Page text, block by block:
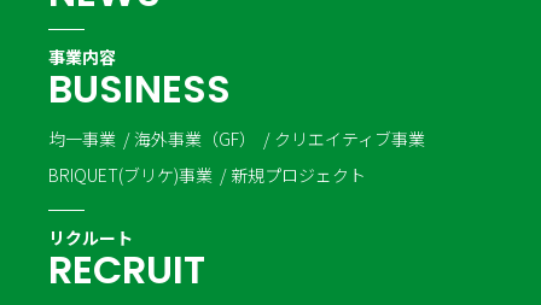
事業内容
BUSINESS
均一事業 海外事業（GF）
クリエイティブ事業
BRIQUET(ブリケ)事業
新規プロジェクト
リクルート
RECRUIT